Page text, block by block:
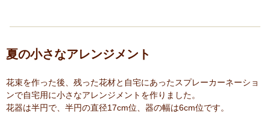
夏の小さなアレンジメント
花束を作った後、残った花材と自宅にあったスプレーカーネーショ
ンで自宅用に小さなアレンジメントを作りました。
花器は半円で、半円の直径17cm位、器の幅は6cm位です。